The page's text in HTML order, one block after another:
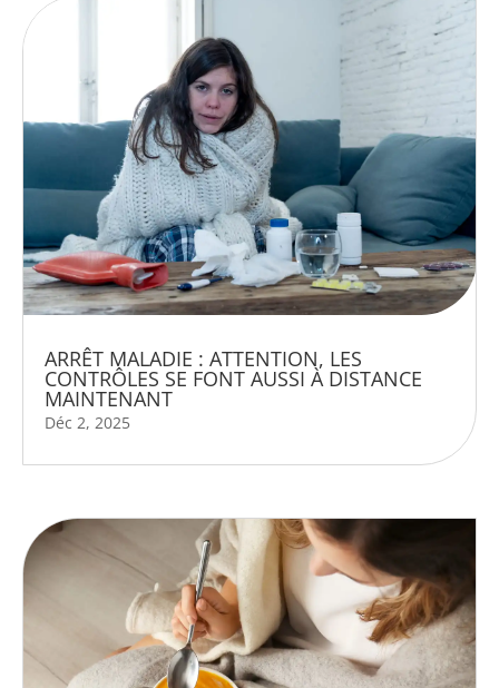
ARRÊT MALADIE : ATTENTION, LES
CONTRÔLES SE FONT AUSSI À DISTANCE
MAINTENANT
Déc 2, 2025